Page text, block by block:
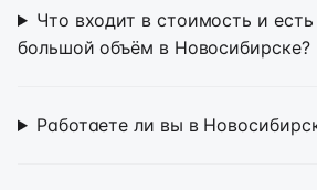
Что входит в стоимость и
большой объём в Новосибирске?
Работаете ли вы в